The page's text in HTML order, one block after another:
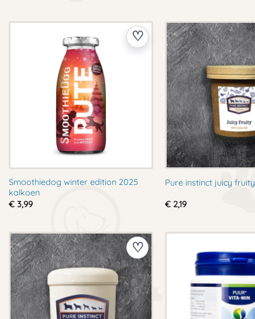
Smoothiedog winter edition 2025
kalkoen
€3,99
Pure instinct juicy fruity
€2,19